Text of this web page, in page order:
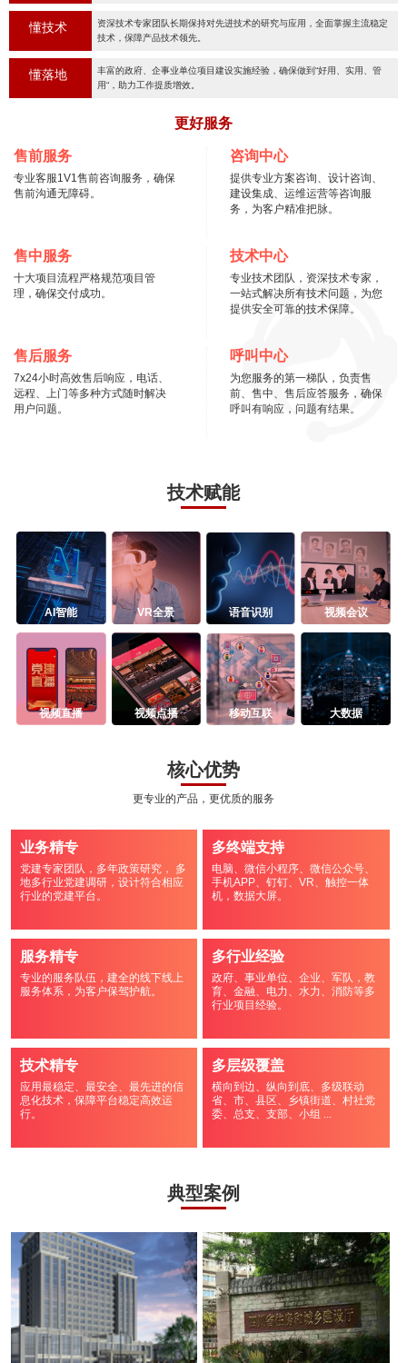
懂技术
资深技术专家团队长期保持对先进技术的研究与应用，全面掌握主流稳定
技术，保障产品技术领先。
懂落地
丰富的政府、企事业单位项目建设实施经验，确保做到“好用、实用、管
用“，助力工作提质增效。
更好服务
售前服务
专业客服1V1售前咨询服务，确保
售前沟通无障碍。
咨询中心
提供专业方案咨询、设计咨询、
建设集成、运维运营等咨询服
务，为客户精准把脉。
售中服务
十大项目流程严格规范项目管
理，确保交付成功。
技术中心
专业技术团队，资深技术专家，
一站式解决所有技术问题，为您
提供安全可靠的技术保障。
售后服务
7x24小时高效售后响应，电话、
远程、上门等多种方式随时解决
用户问题。
呼叫中心
为您服务的第一梯队，负责售
前、售中、售后应答服务，确保
呼叫有响应，问题有结果。
技术赋能
AI智能 VR全景 语音识别 视频会议
视频直播 视频点播 移动互联 大数据
核心优势
更专业的产品，更优质的服务
业务精专
党建专家团队，多年政策研究， 多
地多行业党建调研，设计符合相应
行业的党建平台。
多终端支持
电脑、微信小程序、微信公众号、
手机APP、钉钉、VR、触控一体
机，数据大屏。
服务精专
专业的服务队伍，建全的线下线上
服务体系，为客户保驾护航。
多行业经验
政府、事业单位、企业、军队，教
育、金融、电力、水力、消防等多
行业项目经验。
技术精专
应用最稳定、最安全、最先进的信
息化技术，保障平台稳定高效运
行。
多层级覆盖
横向到边、纵向到底、多级联动
省、市、县区、乡镇街道、村社党
委、总支、支部、小组 ...
典型案例